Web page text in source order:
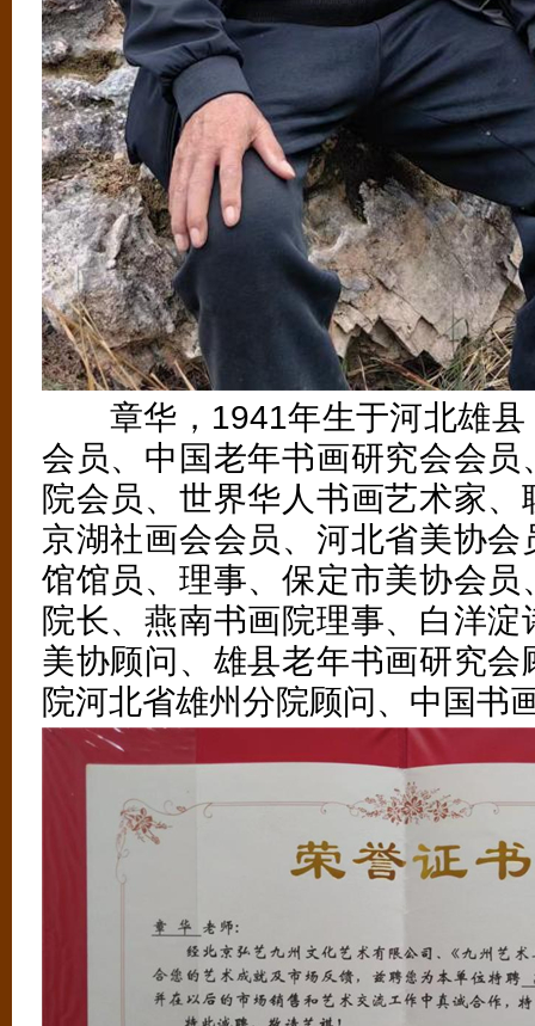
章华，1941年生于河北雄县
会员、中国老年书画研究会会
院会员、世界华人书画艺术家
京湖社画会会员、河北省美协
馆馆员、理事、保定市美协会
院长、燕南书画院理事、白洋
美协顾问、雄县老年书画研究
院河北省雄州分院顾问、中国书